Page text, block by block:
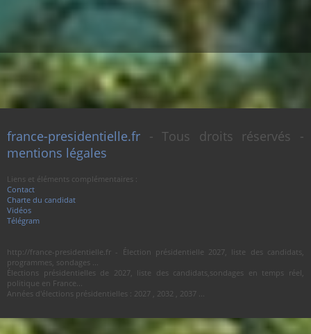
france-presidentielle.fr - Tous droits réservés -
mentions légales
Liens et éléments complémentaires :
Contact
Charte du candidat
Vidéos
Télégram
http://france-presidentielle.fr - Élection présidentielle 2027, liste des candidats,
programmes, sondages ...
Élections présidentielles de 2027, liste des candidats,sondages en temps réel,
politique en France...
Années d'élections présidentielles : 2027 , 2032 , 2037 ...